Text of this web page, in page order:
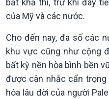
Văn hoá & Du lịch
Tin Văn hoá & Du lịch
Chát với người nổi tiếng
Câu chuyện Thể thao
bất khả thi, trừ khi đây
của Mỹ và các nước.
Cho đến nay, đa số các
khu vực cũng như cộng
bất kỳ nền hòa bình bền
được cân nhắc cẩn
hóa lâu đời của người